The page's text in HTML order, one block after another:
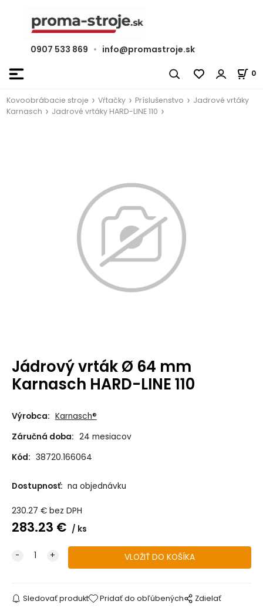
0907 533 869 • info@promastroje.sk
0
Kovoobrábacie stroje Vŕtačky Príslušenstvo
Jadrové vrtáky
Karnasch
Jadrové vrtáky HARD-LINE 110
Jádrový vrták Ø 64 mm
Karnasch HARD-LINE 110
Výrobca: Karnasch®
Záručná doba: 24 mesiacov
Kód: 38720.166064
Dostupnosť: na objednávku
230.27 € bez DPH
283.23 € ks
Sledovať produkt Pridať do obľúbených Zdielať